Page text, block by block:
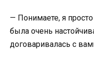
— Понимаете, я
была очень
договаривалась с